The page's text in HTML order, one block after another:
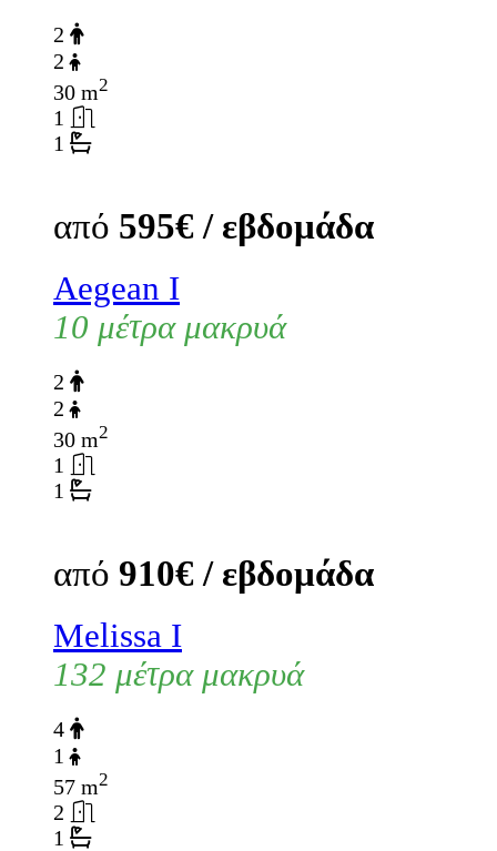
2
2
30 m2
1
1
από 595€ / εβδομάδα
Aegean I
10 μέτρα μακρυά
2
2
30 m2
1
1
από 910€ / εβδομάδα
Melissa I
132 μέτρα μακρυά
4
1
57 m2
2
1